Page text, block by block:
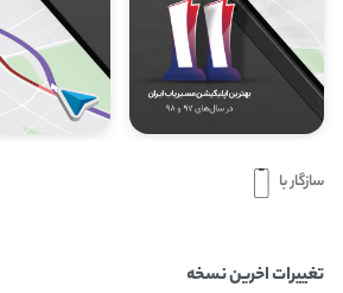
سازگار با
تغییرات اخرین نسخه